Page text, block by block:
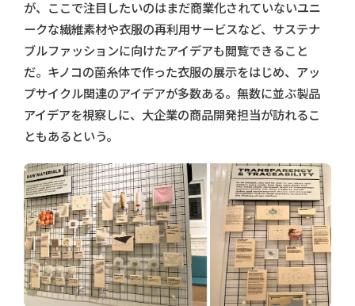
が、ここで注目したいのはまだ商業化されていないユニ
ークな繊維素材や衣服の再利用サービスなど、サステナ
ブルファッションに向けたアイデアも閲覧できること
だ。キノコの菌糸体で作った衣服の展示をはじめ、アッ
プサイクル関連のアイデアが多数ある。無数に並ぶ製品
アイデアを視察しに、大企業の商品開発担当が訪れるこ
ともあるという。